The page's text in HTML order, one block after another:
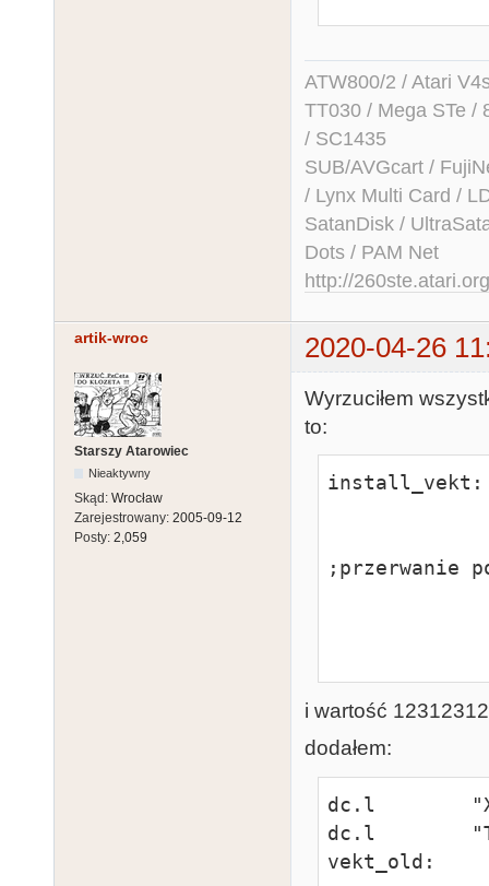
ATW800/2 / Atari
TT030 / Mega STe /
/ SC1435
SUB/AVGcart /
/ Lynx Multi Card /
SatanDisk /
Dots / PAM Net
http://260ste.atari.org
artik-wroc 2020-04-26
Starszy Atarowiec
Nieaktywny
Skąd: Wrocław
Zarejestrowany: 2005-09-12
Posty: 2,059
Wyrzuciłem
to:
install_vekt:
;przerwanie
i wartość
dodałem:
dc.l
dc.l
vekt_old: